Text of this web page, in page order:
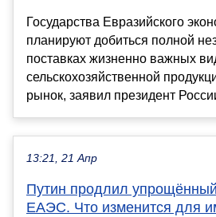
Государства Евразийского
планируют добиться полной
поставках жизненно важных
сельскохозяйственной
рынок, заявил президент
13:21, 21 Апр
Путин продлил
ЕАЭС. Что изменится для